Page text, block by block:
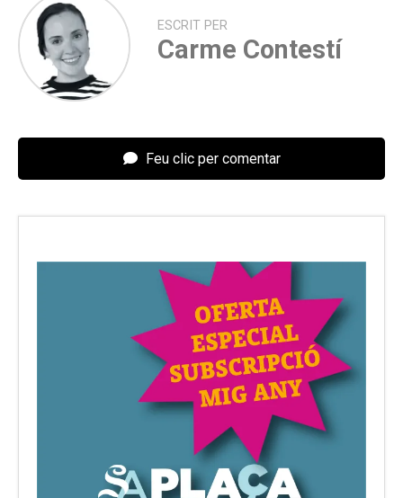
ESCRIT PER
Carme Contestí
Feu clic per comentar